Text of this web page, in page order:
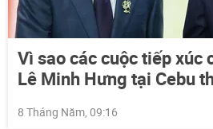
Vì sao các cuộc tiếp xúc
Lê Minh Hưng tại Cebu
8 Tháng Năm, 09:16